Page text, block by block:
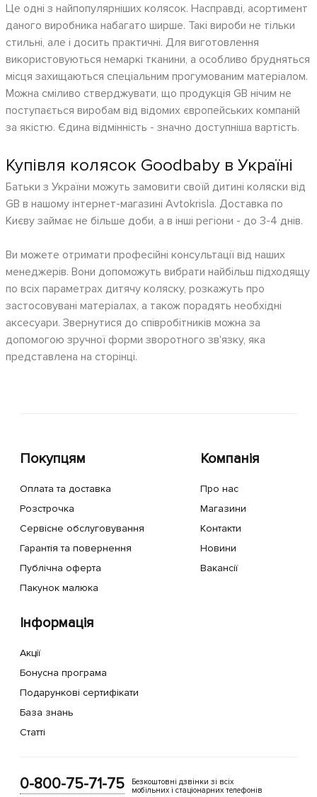
Це одні з найпопулярніших колясок. Насправді, асортимент
даного виробника набагато ширше. Такі вироби не тільки
стильні, але і досить практичні. Для виготовлення
використовуються немаркі тканини, а особливо брудняться
місця захищаються спеціальним прогумованим матеріалом.
Можна сміливо стверджувати, що продукція GB нічим не
поступається виробам від відомих європейських компаній
за якістю. Єдина відмінність - значно доступніша вартість.
Купівля колясок Goodbaby в Україні
Батьки з України можуть замовити своїй дитині коляски від
GB в нашому інтернет-магазині Avtokrisla. Доставка по
Києву займає не більше доби, а в інші регіони - до 3-4 днів.
Ви можете отримати професійні консультації від наших
менеджерів. Вони допоможуть вибрати найбільш підходящу
по всіх параметрах дитячу коляску, розкажуть про
застосовувані матеріалах, а також порадять необхідні
аксесуари. Звернутися до співробітників можна за
допомогою зручної форми зворотного зв'язку, яка
представлена на сторінці.
Покупцям
Оплата та доставка
Розстрочка
Сервісне обслуговування
Гарантія та повернення
Публічна оферта
Пакунок малюка
Компанія
Про нас
Магазини
Контакти
Новини
Вакансії
Інформація
Акції
Бонусна програма
Подарункові сертифікати
База знань
Статті
0-800-75-71-75
Безкоштовні дзвінки зі всіх
мобільних і стаціонарних телефонів